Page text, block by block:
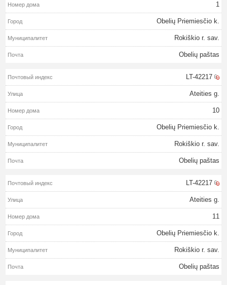
1
Obelių Priemiesčio k.
Rokiškio r. sav.
Obelių paštas
LT-42217
Ateities g.
10
Obelių Priemiesčio k.
Rokiškio r. sav.
Obelių paštas
LT-42217
Ateities g.
11
Obelių Priemiesčio k.
Rokiškio r. sav.
Obelių paštas